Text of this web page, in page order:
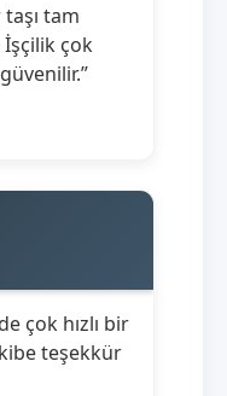
tam
İşçilik çok
çok hızlı bir
teşekkür